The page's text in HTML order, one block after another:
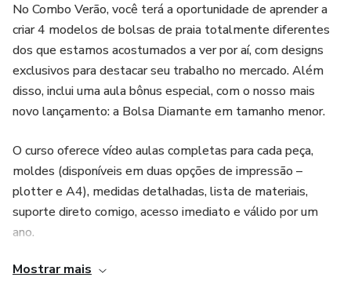
No Combo Verão, você terá a oportunidade de aprender a
criar 4 modelos de bolsas de praia totalmente diferentes
dos que estamos acostumados a ver por aí, com designs
exclusivos para destacar seu trabalho no mercado. Além
disso, inclui uma aula bônus especial, com o nosso mais
novo lançamento: a Bolsa Diamante em tamanho menor.
O curso oferece vídeo aulas completas para cada peça,
moldes (disponíveis em duas opções de impressão –
plotter e A4), medidas detalhadas, lista de materiais,
suporte direto comigo, acesso imediato e válido por um
ano.
Você vai aprender técnicas e dicas práticas que utilizamos
Mostrar mais